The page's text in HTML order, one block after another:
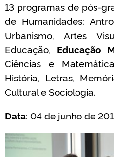
13 programas de pós-
de Humanidades:
Urbanismo, Artes
Educação, Educação
Ciências e
História, Letras,
Cultural e Sociologia.
Data: 04 de junho de